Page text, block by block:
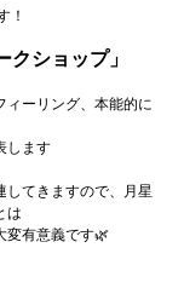
！
クショップ」
ィーリング、本能的に
します
してきますので、月星
は
変有意義です🌿